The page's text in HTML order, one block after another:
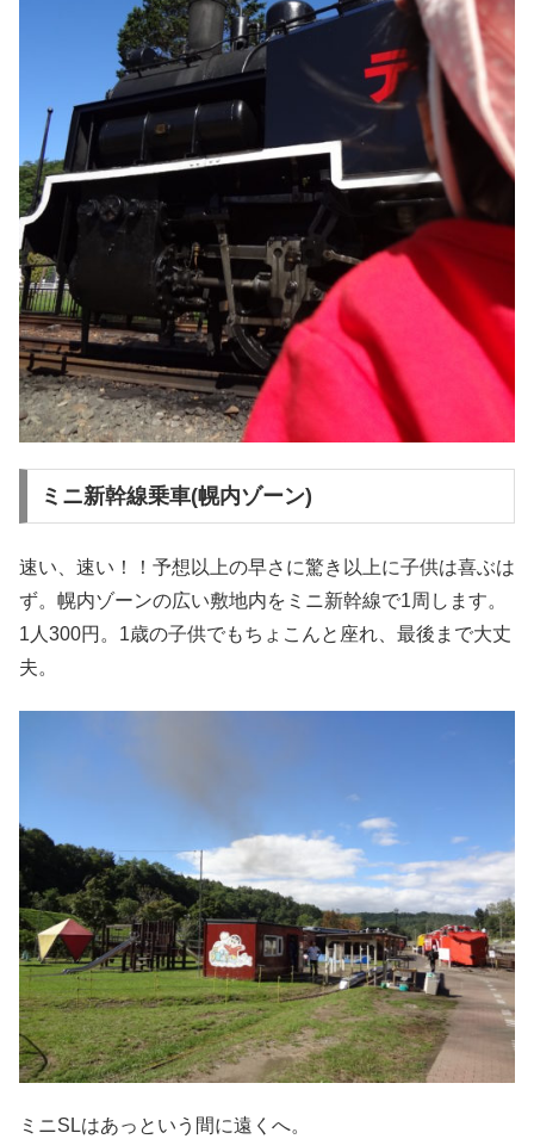
ミニ新幹線乗車(幌内ゾーン)
速い、速い！！予想以上の早さに驚き以上に子供は喜ぶは
ず。幌内ゾーンの広い敷地内をミニ新幹線で1周します。
1人300円。1歳の子供でもちょこんと座れ、最後まで大丈
夫。
ミニSLはあっという間に遠くへ。